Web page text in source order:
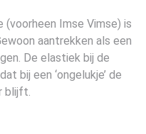
(voorheen Imse Vimse) is
aantrekken als een
De elastiek bij de
bij een ‘ongelukje’ de
blijft.